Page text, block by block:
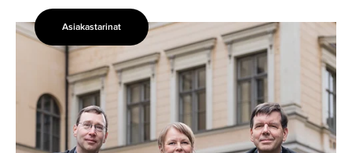
Henkilökohtainen
palvelu
vastaukset
Espatentin
Asiakastarinat